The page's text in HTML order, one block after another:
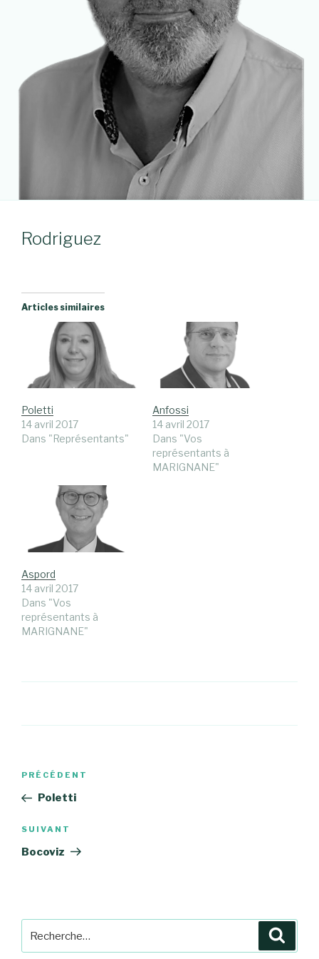
Rodriguez
Articles similaires
Poletti
14 avril 2017
Dans "Représentants"
Anfossi
14 avril 2017
Dans "Vos
représentants à
MARIGNANE"
Aspord
14 avril 2017
Dans "Vos
représentants à
MARIGNANE"
Navigation
l’article
Article
précédent
PRÉCÉDENT
Poletti
Article
suivant
SUIVANT
Bocoviz
pour